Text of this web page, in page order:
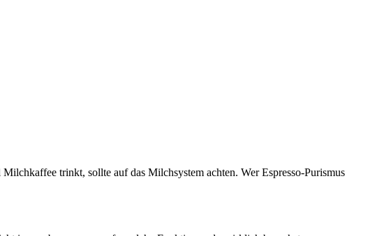
trinkt, sollte auf das Milchsystem achten. Wer Espresso-Purismus